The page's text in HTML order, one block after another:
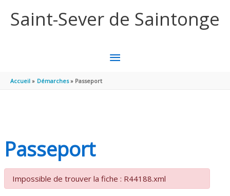
Saint-Sever de Saintonge
MENU
Accueil Démarches Passeport
Passeport
Impossible de trouver la fiche : R44188.xml